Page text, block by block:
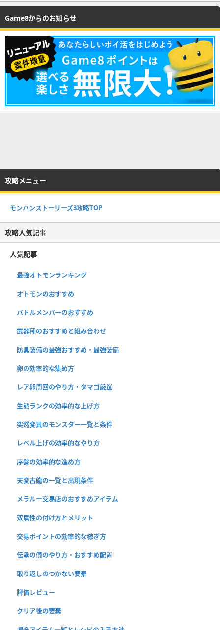
Game8からのお知らせ
攻略メニュー
モンハンストーリーズ3攻略TOP
攻略人気記事
人気記事
最強オトモンランキング
オトモンのおすすめ
バトルメンバーのおすすめ
武器種のおすすめと組み合わせ
防具装備の最強おすすめ・最強装備
卵の効率的な集め方
レア卵周回のやり方・タマゴ厳選
生態ランクの効率的な上げ方
突然変異のモンスター一覧と条件
レベル上げの効率的なやり方
序盤の効率的な進め方
天変古龍の一覧と出現条件
メラルー交易店のおすすめアイテム
双属性の付け方とメリット
交易ポイントの効率的な稼ぎ方
伝承の儀のやり方・おすすめ配置
取り返しのつかない要素
評価レビュー
クリア後の要素